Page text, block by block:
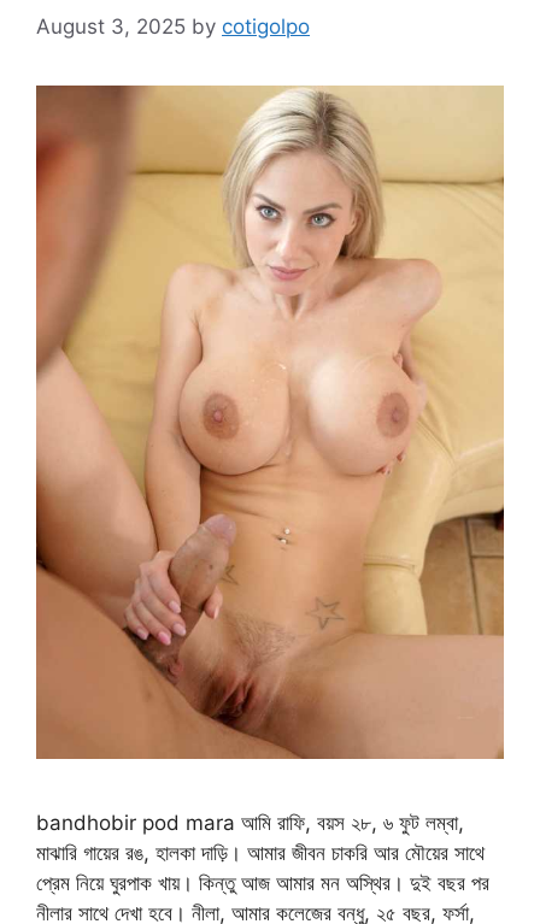
August 3, 2025 by cotigolpo
bandhobir pod mara আমি রাফি, বয়স ২৮, ৬ ফুট লম্বা,
মাঝারি গায়ের রঙ, হালকা দাড়ি। আমার জীবন চাকরি আর মৌয়ের সাথে
প্রেম নিয়ে ঘুরপাক খায়। কিন্তু আজ আমার মন অস্থির। দুই বছর পর
নীলার সাথে দেখা হবে। নীলা, আমার কলেজের বন্ধু, ২৫ বছর, ফর্সা,